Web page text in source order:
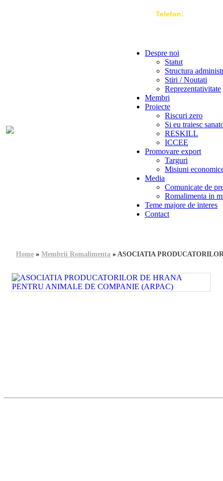
Telefon:
Despre noi
Statut
Structura
Stiri / Noutati
Reprezentativitate
Membri
Proiecte
Riscuri zero
Si eu traiesc
RESKILL
ICCEE
Promovare export
Targuri
Misiuni
Media
Comunicate de
Romalimenta in
Teme majore de interes
Contact
Home » Membrii Romalimenta » ASOCIATIA